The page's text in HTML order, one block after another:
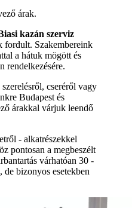
árak.
kazán szerviz
fordult. Szakembereink
a hátuk mögött és
rendelkezésére.
cseréről vagy
Budapest és
árakkal várjuk leendő
- alkatrészekkel
pontosan a megbeszélt
várhatóan 30 -
de bizonyos esetekben